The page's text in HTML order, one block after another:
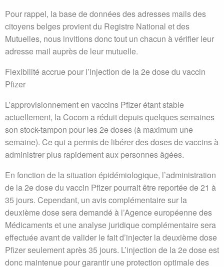
Pour rappel, la base de données des adresses mails des
citoyens belges provient du Registre National et des
Mutuelles, nous invitions donc tout un chacun à vérifier leur
adresse mail auprès de leur mutuelle.
Flexibilité accrue pour l’injection de la 2e dose du vaccin
Pfizer
L’approvisionnement en vaccins Pfizer étant stable
actuellement, la Cocom a réduit depuis quelques semaines
son stock-tampon pour les 2e doses (à maximum une
semaine). Ce qui a permis de libérer des doses de vaccins à
administrer plus rapidement aux personnes âgées.
En fonction de la situation épidémiologique, l’administration
de la 2e dose du vaccin Pfizer pourrait être reportée de 21 à
35 jours. Cependant, un avis complémentaire sur la
deuxième dose sera demandé à l’Agence européenne des
Médicaments et une analyse juridique complémentaire sera
effectuée avant de valider le fait d’injecter la deuxième dose
Pfizer seulement après 35 jours. L’injection de la 2e dose est
donc maintenue pour garantir une protection optimale des